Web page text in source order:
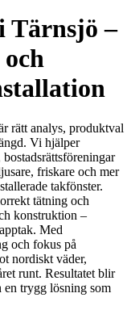
Tärnsjö –
rätt analys, produktval
Vi hjälper
friskare och mer
takfönster.
tätning och
konstruktion –
Med
och fokus på
nordiskt väder,
runt. Resultatet blir
en trygg lösning som